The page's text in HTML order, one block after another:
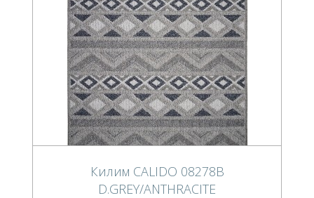
Килим CALIDO 08278B
D.GREY/ANTHRACITE